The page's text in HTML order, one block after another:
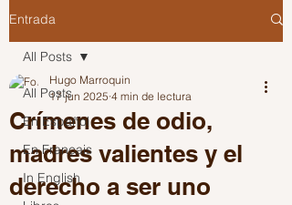
Entrada
All Posts
En Español
En Français
In English
All Posts
Crímenes de odio,
madres valientes y el
derecho a ser uno
Hugo Marroquin
17 jun 2025 4 min de lectura